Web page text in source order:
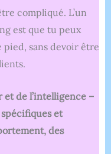
compliqué. L’un
est que tu peux
pied, sans devoir être
de l’intelligence –
spécifiques et
des